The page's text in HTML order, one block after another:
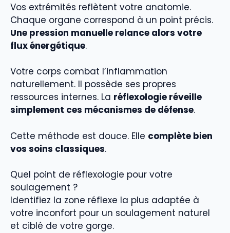
Vos extrémités reflètent votre anatomie.
Chaque organe correspond à un point précis.
Une pression manuelle relance alors votre
flux énergétique.
Votre corps combat l’inflammation
naturellement. Il possède ses propres
ressources internes. La réflexologie réveille
simplement ces mécanismes de défense.
Cette méthode est douce. Elle complète bien
vos soins classiques.
Quel point de réflexologie pour votre
soulagement ?
Identifiez la zone réflexe la plus adaptée à
votre inconfort pour un soulagement naturel
et ciblé de votre gorge.